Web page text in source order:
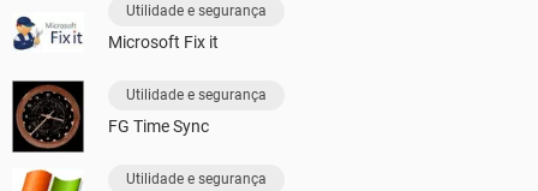
Utilidade e segurança
Microsoft Fix it
Utilidade e segurança
FG Time Sync
Utilidade e segurança